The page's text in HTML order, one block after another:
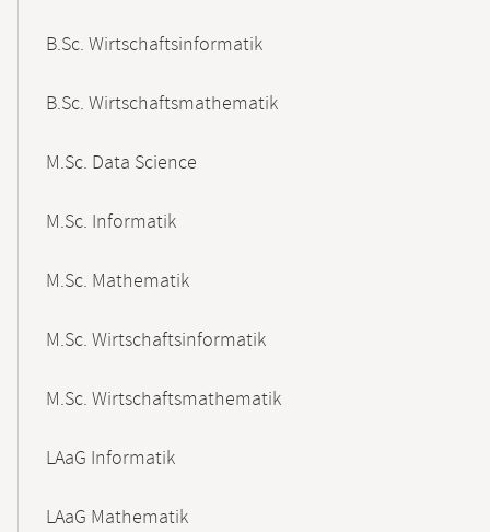
B.Sc. Wirtschaftsinformatik
B.Sc. Wirtschaftsmathematik
M.Sc. Data Science
M.Sc. Informatik
M.Sc. Mathematik
M.Sc. Wirtschaftsinformatik
M.Sc. Wirtschaftsmathematik
LAaG Informatik
LAaG Mathematik